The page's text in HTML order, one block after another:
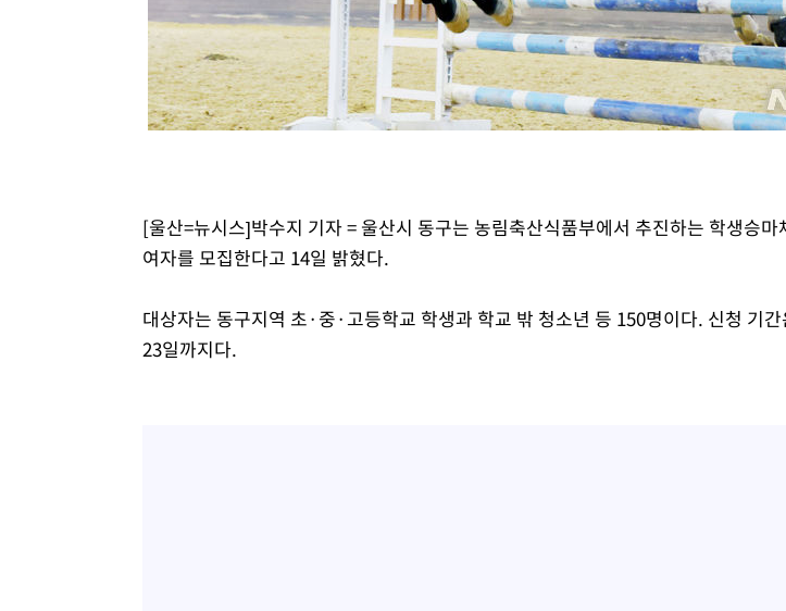
[속보]장은수, KLPGA 제주삼다수 역전 우승…데뷔 10년 차에 첫
"얼마나 더웠으면"…안동 물길공원서 헤엄친 구렁이 '소동'
손흥민, 68분 뛰고 2경기 침묵…LAFC, 톨루카에 1-0 승리(종합)
'2경기 연속 침묵' 손흥민, 톨루카전 68분만 뛰고 슈팅 0개
이강인, 오늘 서울서 AT마드리드 입단식…'전례 없는 특급대우'
튀르키예 외무장관, "메카 3국 방위협정은 이란이 목표 아냐 " 밝혀
이군이 불법 군시설 건설한 레바논 남부에서 레바논군 3명 폭발로 부상
美 국방부, 켄달 전 공군장관 보안허가 취소…“에어포스원 기밀정보, 언
‘축구의 신’ 아르헨티나 축구 선수 메시의 부친 지병 별세
[울산=뉴시스]박수지 기자 = 울산시 동구는 농림축산식품부에서 추진하는 학생승마
여자를 모집한다고 14일 밝혔다.
대상자는 동구지역 초·중·고등학교 학생과 학교 밖 청소년 등 150명이다. 신청 기
23일까지다.